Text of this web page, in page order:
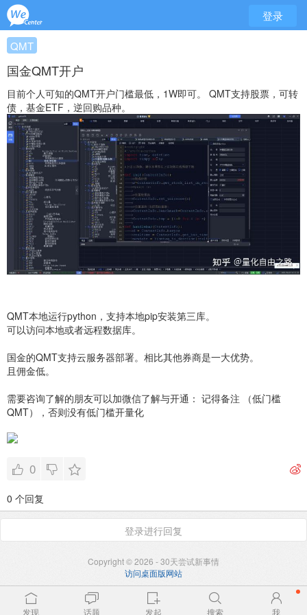
登录
QMT
国金QMT开户
目前个人可知的QMT开户门槛最低，1W即可。 QMT支持股票，可转
债，基金ETF，逆回购品种。
QMT本地运行python，支持本地pip安装第三库。
可以访问本地或者远程数据库。
国金的QMT支持云服务器部署。相比其他券商是一大优势。
且佣金低。
需要咨询了解的朋友可以加微信了解与开通： 记得备注 （低门槛
QMT），否则没有低门槛开量化
0
0 个回复
登录进行回复
Copyright © 2026 - 30天尝试新事情
访问桌面版网站
发现 话题 发起 搜索 我